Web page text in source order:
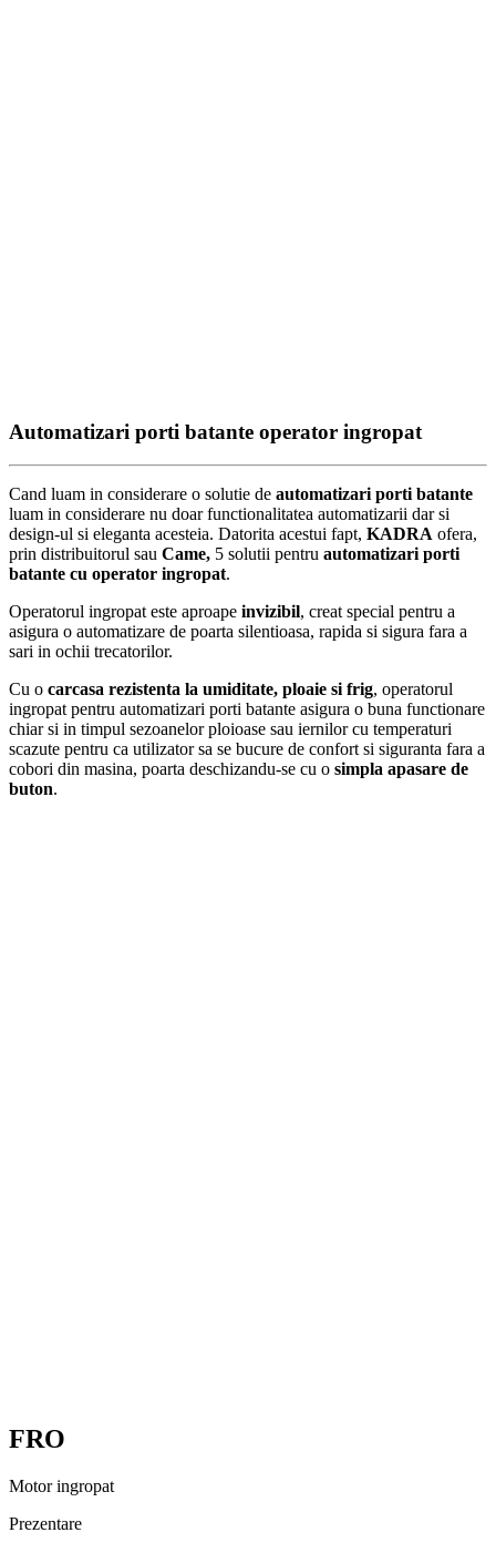
Automatizari porti batante operator ingropat
Cand luam in considerare o solutie de automatizari porti batante
luam in considerare nu doar functionalitatea automatizarii dar si
design-ul si eleganta acesteia. Datorita acestui fapt, KADRA ofera,
prin distribuitorul sau Came, 5 solutii pentru automatizari porti
batante cu operator ingropat.
Operatorul ingropat este aproape invizibil, creat special pentru a
asigura o automatizare de poarta silentioasa, rapida si sigura fara a
sari in ochii trecatorilor.
Cu o carcasa rezistenta la umiditate, ploaie si frig, operatorul
ingropat pentru automatizari porti batante asigura o buna functionare
chiar si in timpul sezoanelor ploioase sau iernilor cu temperaturi
scazute pentru ca utilizator sa se bucure de confort si siguranta fara a
cobori din masina, poarta deschizandu-se cu o simpla apasare de
buton.
FRO
Motor ingropat
Prezentare